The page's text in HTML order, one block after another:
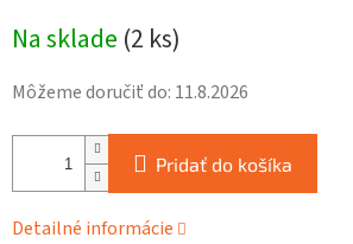
cena:
Na sklade (2 ks)
Môžeme doručiť do: 11.8.2026
Pridať do košíka
Detailné informácie